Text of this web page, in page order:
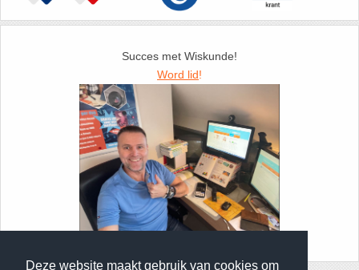
Deze website maakt gebruik van cookies om
Succes met Wiskunde!
Word lid!
37. Telraam Abacus
39. Wet van Benford
40. Worteltrekken